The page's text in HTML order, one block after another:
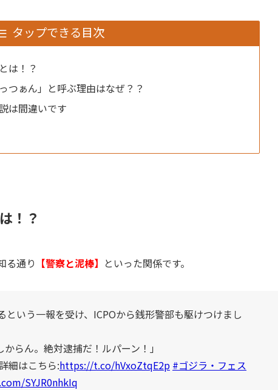
タップできる目次
は！？
つぁん」と呼ぶ理由はなぜ？？
は間違いです
！？
る通り 【警察と泥棒】 といった関係です。
いう一報を受け、ICPOから銭形警部も駆けつけまし
らん。絶対逮捕だ！ルパーン！」
細はこちら:https://t.co/hVxoZtqE2p #ゴジラ・フェス
SYJR0nhkIq